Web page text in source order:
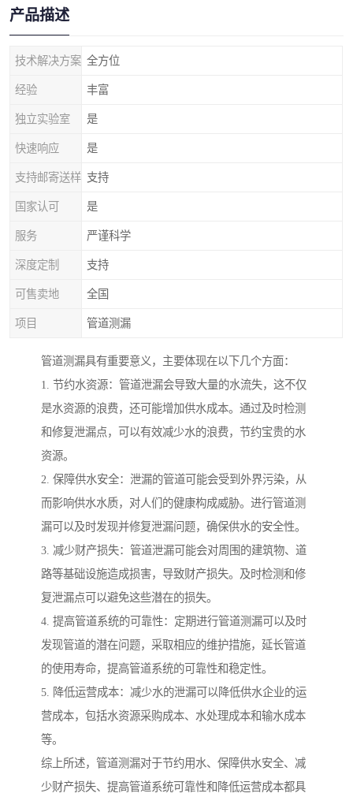
产品描述
技术解决方案 全方位
经验 丰富
独立实验室 是
快速响应 是
支持邮寄送样 支持
国家认可 是
服务 严谨科学
深度定制 支持
可售卖地 全国
项目 管道测漏
管道测漏具有重要意义，主要体现在以下几个方面：
1. 节约水资源：管道泄漏会导致大量的水流失，这不仅
是水资源的浪费，还可能增加供水成本。通过及时检测
和修复泄漏点，可以有效减少水的浪费，节约宝贵的水
资源。
2. 保障供水安全：泄漏的管道可能会受到外界污染，从
而影响供水水质，对人们的健康构成威胁。进行管道测
漏可以及时发现并修复泄漏问题，确保供水的安全性。
3. 减少财产损失：管道泄漏可能会对周围的建筑物、道
路等基础设施造成损害，导致财产损失。及时检测和修
复泄漏点可以避免这些潜在的损失。
4. 提高管道系统的可靠性：定期进行管道测漏可以及时
发现管道的潜在问题，采取相应的维护措施，延长管道
的使用寿命，提高管道系统的可靠性和稳定性。
5. 降低运营成本：减少水的泄漏可以降低供水企业的运
营成本，包括水资源采购成本、水处理成本和输水成本
等。
综上所述，管道测漏对于节约用水、保障供水安全、减
少财产损失、提高管道系统可靠性和降低运营成本都具